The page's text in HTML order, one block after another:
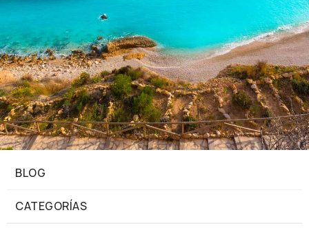
BLOG
CATEGORÍAS